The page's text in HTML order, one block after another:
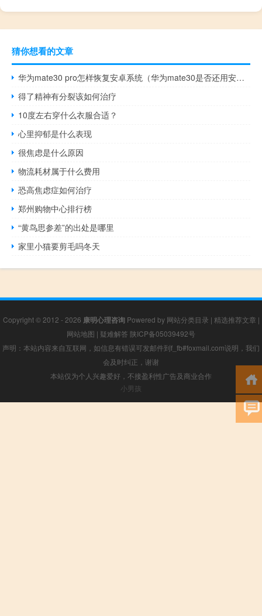
猜你想看的文章
华为mate30 pro怎样恢复安卓系统（华为mate30是否还用安卓系统）
得了精神有分裂该如何治疗
10度左右穿什么衣服合适？
心里抑郁是什么表现
很焦虑是什么原因
物流耗材属于什么费用
恐高焦虑症如何治疗
郑州购物中心排行榜
“黄鸟思参差”的出处是哪里
家里小猫要剪毛吗冬天
Copyright © 2012 - 2026 康明心理咨询Powered by 网站分类目录 | 精选推荐文章 |
网站地图 | 疑难解答 陕ICP备05039492号
声明：本站内容来自互联网，如信息有错误可发邮件到f_fb#foxmail.com说明，我们
会及时纠正，谢谢
本站仅为个人兴趣爱好，不接盈利性广告及商业合作
小男孩